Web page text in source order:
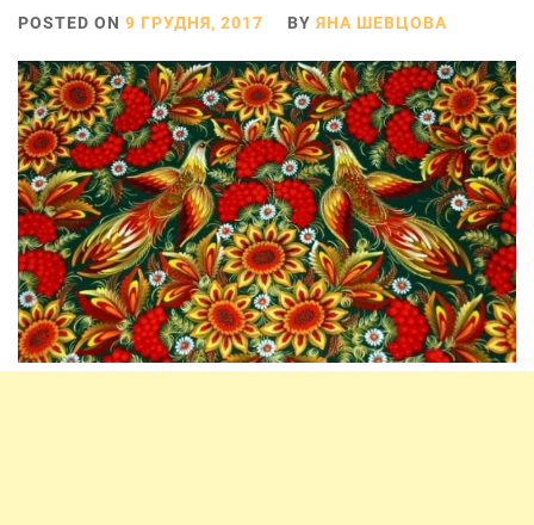
POSTED ON 9 ГРУДНЯ, 2017 BY ЯНА ШЕВЦОВА